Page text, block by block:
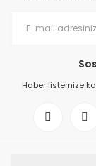
Haber listemize